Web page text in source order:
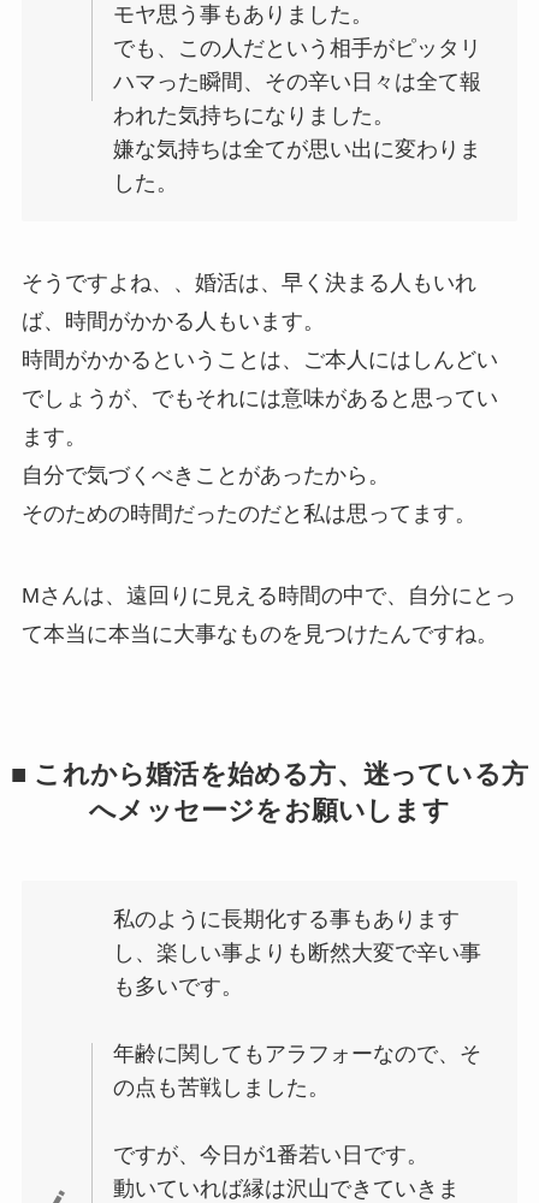
モヤ思う事もありました。
でも、この人だという相手がピッタリ
ハマった瞬間、その辛い日々は全て報
われた気持ちになりました。
嫌な気持ちは全てが思い出に変わりま
した。
そうですよね、、婚活は、早く決まる人もいれ
ば、時間がかかる人もいます。
時間がかかるということは、ご本人にはしんどい
でしょうが、でもそれには意味があると思ってい
ます。
自分で気づくべきことがあったから。
そのための時間だったのだと私は思ってます。
Mさんは、遠回りに見える時間の中で、自分にとっ
て本当に本当に大事なものを見つけたんですね。
■ これから婚活を始める方、迷っている方
へメッセージをお願いします
私のように長期化する事もあります
し、楽しい事よりも断然大変で辛い事
も多いです。
年齢に関してもアラフォーなので、そ
の点も苦戦しました。
ですが、今日が1番若い日です。
動いていれば縁は沢山できていきま